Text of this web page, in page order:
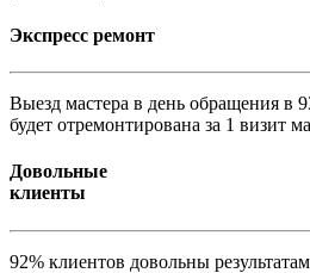
Экспресс ремонт
Выезд мастера в день обращения в
будет отремонтирована за 1 визит
Довольные
клиенты
92% клиентов довольны